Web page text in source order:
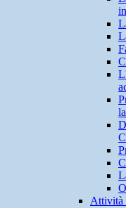
Attività